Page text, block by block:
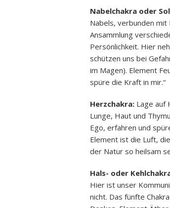
Nabelchakra oder
Nabels, verbunden mit
Ansammlung
Persönlichkeit. Hier
schützen uns bei
im Magen). Element
spüre die Kraft in mir.“
Herzchakra: Lage auf
Lunge, Haut und
Ego, erfahren und
Element ist die Luft,
der Natur so heilsam
Hals- oder
Hier ist unser
nicht. Das fünfte